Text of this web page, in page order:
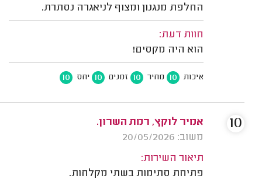
החלפת מנגנון ומצוף לניאגרה נסתרת.
חוות דעת:
הוא היה מקסים!
איכות 10 מחיר 10 זמנים 10 יחס 10
אמיר לוקץ, רמת השרון.
משוב: 20/05/2026
תיאור השירות:
פתיחת סתימות בשתי מקלחות.
10